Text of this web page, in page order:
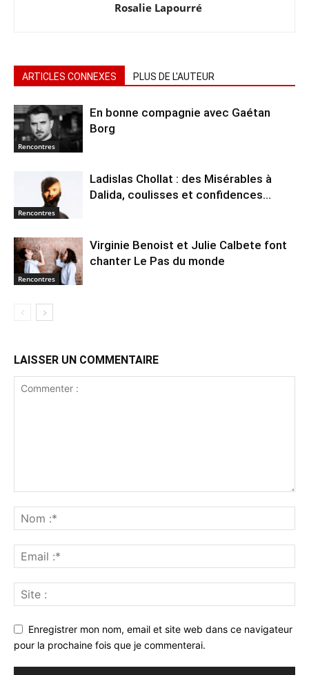
Rosalie Lapourré
ARTICLES CONNEXES PLUS DE L'AUTEUR
Rencontres
En bonne compagnie avec Gaétan
Borg
Rencontres
Ladislas Chollat : des Misérables à
Dalida, coulisses et confidences…
Rencontres
Virginie Benoist et Julie Calbete font
chanter Le Pas du monde
LAISSER UN COMMENTAIRE
Enregistrer mon nom, email et site web dans ce navigateur
pour la prochaine fois que je commenterai.